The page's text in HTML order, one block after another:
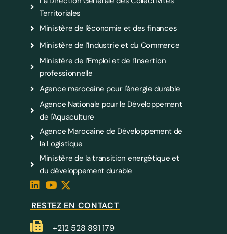
Territoriales
Ministère de l'économie et des finances
Ministère de l’Industrie et du Commerce
Ministère de l’Emploi et de l’Insertion
professionnelle
Agence marocaine pour l'énergie durable
Agence Nationale pour le Développement
de l'Aquaculture
Agence Marocaine de Développement de
la Logistique
Ministère de la transition energétique et
du développement durable
RESTEZ EN CONTACT
+212 528 891 179